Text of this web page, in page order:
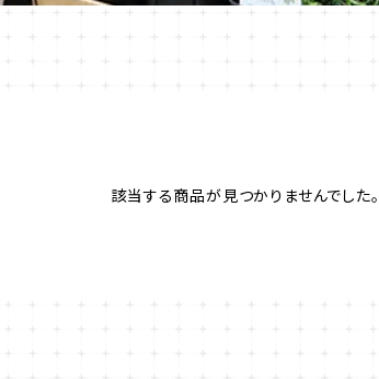
該当する商品が見つかりませんでした。